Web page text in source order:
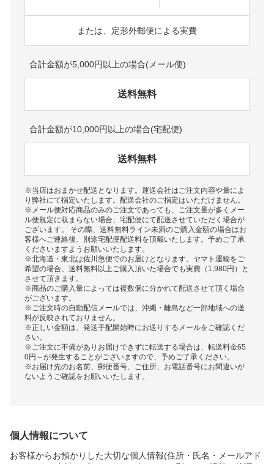
または、定形外郵便による実費
合計金額が5,000円以上の場合(メール便)
送料無料
合計金額が10,000円以上の場合(宅配便)
送料無料
※当店はおまかせ配送となります。運送会社はご注文内容や量によ
り弊社にて指定いたします。配送会社のご指定はいただけません。
※メール便対応商品のみのご注文であっても、ご注文量が多くメー
ル便規定に収まらない場合、宅配便にて配送させていただく場合が
ございます。 その際、送料無料ライン未満のご購入金額の場合はお
客様へご連絡後、別途宅配便配送料を頂戴いたします。予めご了承
くださいますようお願いいたします。
※北海道・東北は佐川急便でのお届けとなります。ヤマト運輸をご
希望の場合、送料無料以上ご購入頂いた場合でも実費（1,980円）と
させて頂きます。
※商品のご購入量によっては複数個に分かれて配送させて頂く場合
がございます。
※ご注文時の自動配信メールでは、沖縄・離島など一部地域への送
料が反映されておりません。
※正しい金額は、発送手配開始時にお送りするメールをご確認くだ
さい。
※ご注文に不備がありお届けできずに転送する場合は、転送料金65
0円～が発生することがございますので、予めご了承ください。
※お届け先のお名前、郵便番号、ご住所、お電話番号にお間違いが
ないようご確認をお願いいたします。
個人情報について
お客様からお預かりした大切な個人情報(住所・氏名・メールアド